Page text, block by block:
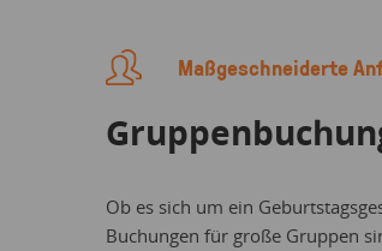
Maßgeschneiderte
Ob es sich um ein
Buchungen für große Gruppen